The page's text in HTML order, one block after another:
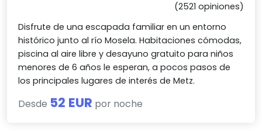
(2521 opiniones)
Disfrute de una escapada familiar en un entorno
histórico junto al río Mosela. Habitaciones cómodas,
piscina al aire libre y desayuno gratuito para niños
menores de 6 años le esperan, a pocos pasos de
los principales lugares de interés de Metz.
Desde 52 EUR por noche